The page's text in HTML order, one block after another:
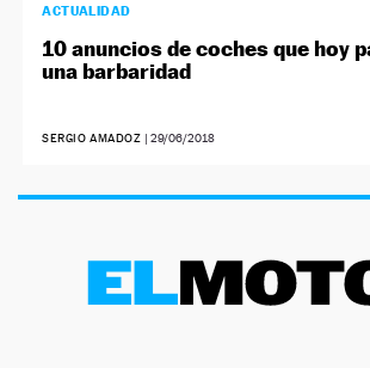
ACTUALIDAD
10 anuncios de coches que hoy
una barbaridad
SERGIO AMADOZ | 29/06/2018